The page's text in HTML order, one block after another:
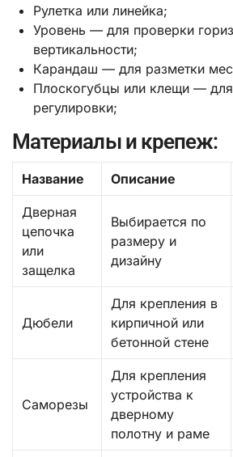
Рулетка или линейка;
Уровень — для проверки
вертикальности;
Карандаш — для разметки
Плоскогубцы или клещи —
регулировки;
Материалы и крепеж:
Название Описание
Дверная
цепочка
или
защелка
Выбирается по
размеру и
дизайну
Дюбели
Для крепления в
кирпичной или
бетонной стене
Саморезы
Для крепления
устройства к
дверному
полотну и раме